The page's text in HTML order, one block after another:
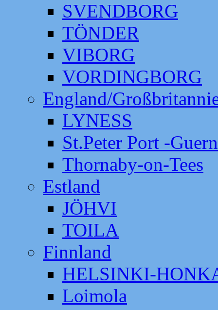
SVENDBORG
TÖNDER
VIBORG
VORDINGBORG
England/
LYNESS
St.Peter Port -
Thornaby-on-Tees
Estland
JÖHVI
TOILA
Finnland
HELSINKI-
Loimola